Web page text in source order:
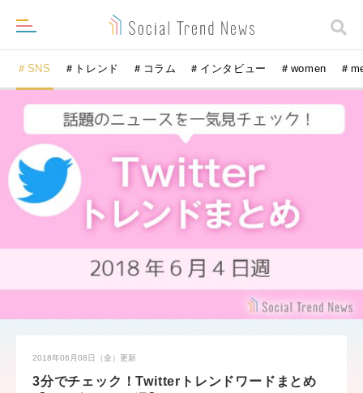
＃SNS ＃トレンド ＃コラム ＃インタビュー ＃women ＃
2018年06月08日（金） 更新
3分でチェック！Twitterトレンドワードまとめ